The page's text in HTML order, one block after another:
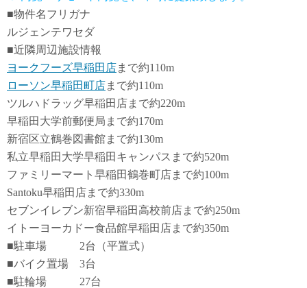
■物件名フリガナ
ルジェンテワセダ
■近隣周辺施設情報
ヨークフーズ早稲田店まで約110m
ローソン早稲田町店まで約110m
ツルハドラッグ早稲田店まで約220m
早稲田大学前郵便局まで約170m
新宿区立鶴巻図書館まで約130m
私立早稲田大学早稲田キャンパスまで約520m
ファミリーマート早稲田鶴巻町店まで約100m
Santoku早稲田店まで約330m
セブンイレブン新宿早稲田高校前店まで約250m
イトーヨーカドー食品館早稲田店まで約350m
■駐車場 2台（平置式）
■バイク置場 3台
■駐輪場 27台